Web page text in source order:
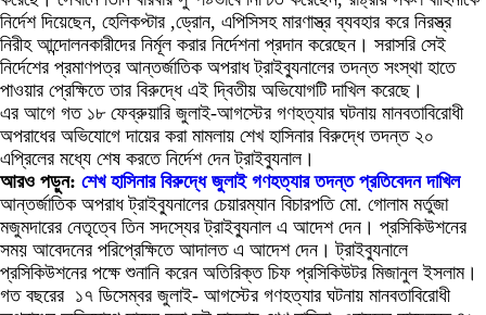
নির্দেশ দিয়েছেন, হেলিকপ্টার ,ড্রোন, এপিসিসহ মারণাস্ত্র ব্যবহার করে নিরস্ত্র
নিরীহ আন্দোলনকারীদের নির্মূল করার নির্দেশনা প্রদান করেছেন। সরাসরি সেই
নির্দেশের প্রমাণপত্র আন্তর্জাতিক অপরাধ ট্রাইব্যুনালের তদন্ত সংস্থা হাতে
পাওয়ার প্রেক্ষিতে তার বিরুদ্ধে এই দ্বিতীয় অভিযোগটি দাখিল করেছে।
এর আগে গত ১৮ ফেব্রুয়ারি জুলাই-আগস্টের গণহত্যার ঘটনায় মানবতাবিরোধী
অপরাধের অভিযোগে দায়ের করা মামলায় শেখ হাসিনার বিরুদ্ধে তদন্ত ২০
এপ্রিলের মধ্যে শেষ করতে নির্দেশ দেন ট্রাইব্যুনাল।
আরও পড়ুন: শেখ হাসিনার বিরুদ্ধে জুলাই গণহত্যার তদন্ত প্রতিবেদন দাখিল
আন্তর্জাতিক অপরাধ ট্রাইব্যুনালের চেয়ারম্যান বিচারপতি মো. গোলাম মর্তুজা
মজুমদারের নেতৃত্বে তিন সদস্যের ট্রাইব্যুনাল এ আদেশ দেন। প্রসিকিউশনের
সময় আবেদনের পরিপ্রেক্ষিতে আদালত এ আদেশ দেন। ট্রাইব্যুনালে
প্রসিকিউশনের পক্ষে শুনানি করেন অতিরিক্ত চিফ প্রসিকিউটর মিজানুল ইসলাম।
গত বছরের ১৭ ডিসেম্বর জুলাই- আগস্টের গণহত্যার ঘটনায় মানবতাবিরোধী